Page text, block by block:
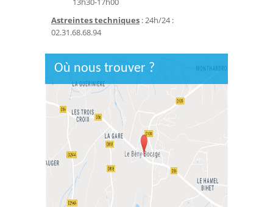
Astreintes techniques : 24h/24 :
02.31.68.68.94
Où nous trouver ?